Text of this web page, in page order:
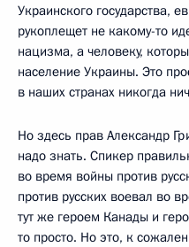
Украинского государства,
рукоплещет не какому-то
нацизма, а человеку,
население Украины. Это
в наших странах никогда
Но здесь прав Александр
надо знать. Спикер
во время войны против
против русских воевал во
тут же героем Канады и
то просто. Но это, к